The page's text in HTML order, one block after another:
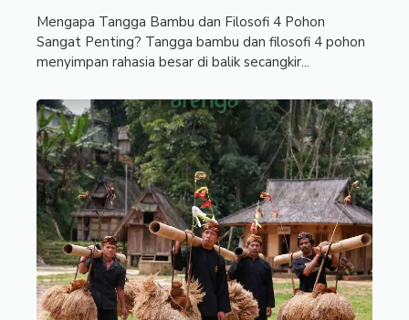
Mengapa Tangga Bambu dan Filosofi 4 Pohon
Sangat Penting? Tangga bambu dan filosofi 4 pohon
menyimpan rahasia besar di balik secangkir...